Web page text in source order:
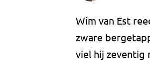
Wim van Est
zware
viel hij zeventig